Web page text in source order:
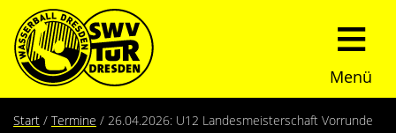
Menü
Start
Start Termine 26.04.2026: U12 Landesmeisterschaft Vorrunde